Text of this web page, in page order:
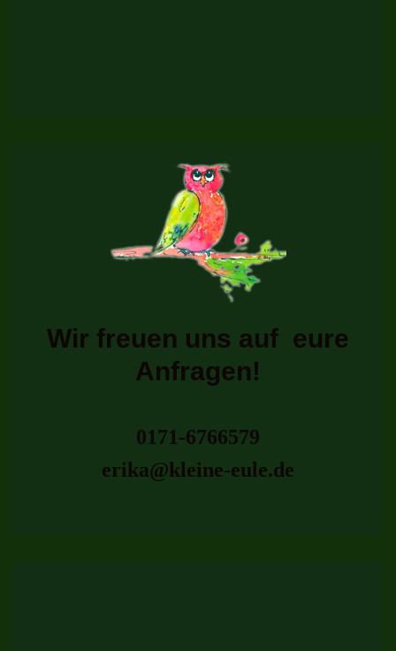
Wir freuen uns auf eure
Anfragen!
0171-6766579
erika@kleine-eule.de